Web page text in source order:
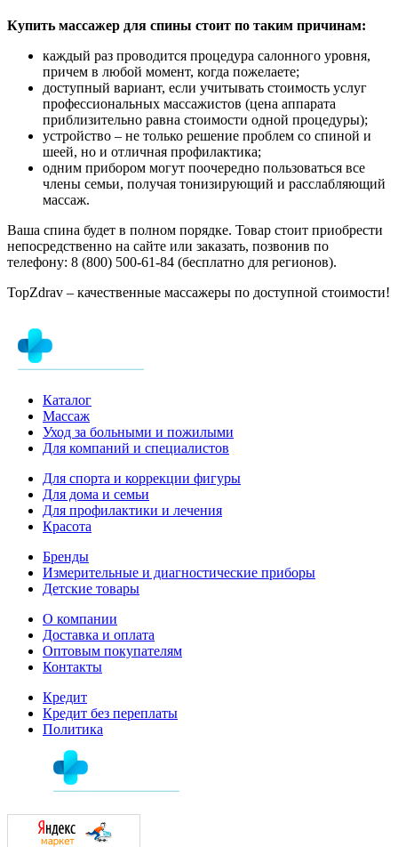
Купить массажер для спины стоит по таким причинам:
каждый раз проводится процедура салонного уровня,
причем в любой момент, когда пожелаете;
доступный вариант, если учитывать стоимость услуг
профессиональных массажистов (цена аппарата
приблизительно равна стоимости одной процедуры);
устройство – не только решение проблем со спиной и
шеей, но и отличная профилактика;
одним прибором могут поочередно пользоваться все
члены семьи, получая тонизирующий и расслабляющий
массаж.
Ваша спина будет в полном порядке. Товар стоит приобрести
непосредственно на сайте или заказать, позвонив по
телефону: 8 (800) 500-61-84 (бесплатно для регионов).
TopZdrav – качественные массажеры по доступной стоимости!
Каталог
Массаж
Уход за больными и пожилыми
Для компаний и специалистов
Для спорта и коррекции фигуры
Для дома и семьи
Для профилактики и лечения
Красота
Бренды
Измерительные и диагностические приборы
Детские товары
О компании
Доставка и оплата
Оптовым покупателям
Контакты
Кредит
Кредит без переплаты
Политика